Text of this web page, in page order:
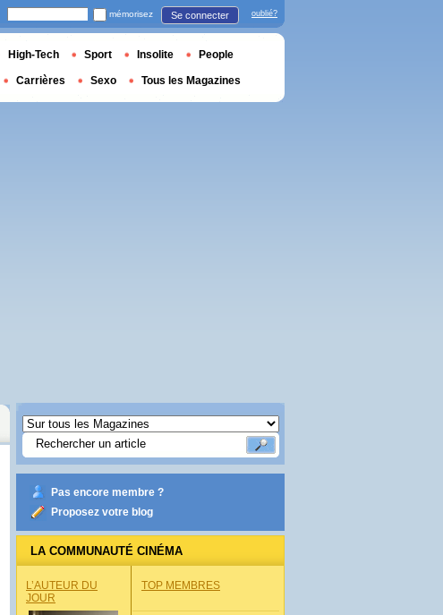
Pas encore membre ?
Proposez votre blog
LA COMMUNAUTÉ CINÉMA
L’AUTEUR DU
JOUR
TOP MEMBRES
mémorisez Se connecter oublié?
High-Tech Sport Insolite People
Carrières Sexo Tous les Magazines